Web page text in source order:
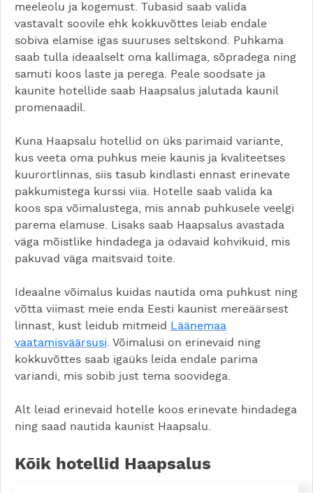
meeleolu ja kogemust. Tubasid saab valida
vastavalt soovile ehk kokkuvõttes leiab endale
sobiva elamise igas suuruses seltskond. Puhkama
saab tulla ideaalselt oma kallimaga, sõpradega ning
samuti koos laste ja perega. Peale soodsate ja
kaunite hotellide saab Haapsalus jalutada kaunil
promenaadil.
Kuna Haapsalu hotellid on üks parimaid variante,
kus veeta oma puhkus meie kaunis ja kvaliteetses
kuurortlinnas, siis tasub kindlasti ennast erinevate
pakkumistega kurssi viia. Hotelle saab valida ka
koos spa võimalustega, mis annab puhkusele veelgi
parema elamuse. Lisaks saab Haapsalus avastada
väga mõistlike hindadega ja odavaid kohvikuid, mis
pakuvad väga maitsvaid toite.
Ideaalne võimalus kuidas nautida oma puhkust ning
võtta viimast meie enda Eesti kaunist mereäärsest
linnast, kust leidub mitmeid
Läänemaa
vaatamisväärsusi . Võimalusi on erinevaid ning
kokkuvõttes saab igaüks leida endale parima
variandi, mis sobib just tema soovidega.
Alt leiad erinevaid hotelle koos erinevate hindadega
ning saad nautida kaunist Haapsalu.
Kõik hotellid Haapsalus